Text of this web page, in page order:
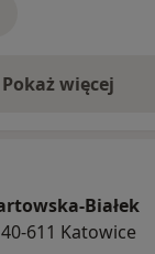
Pokaż więcej
o
Białek
611 Katowice